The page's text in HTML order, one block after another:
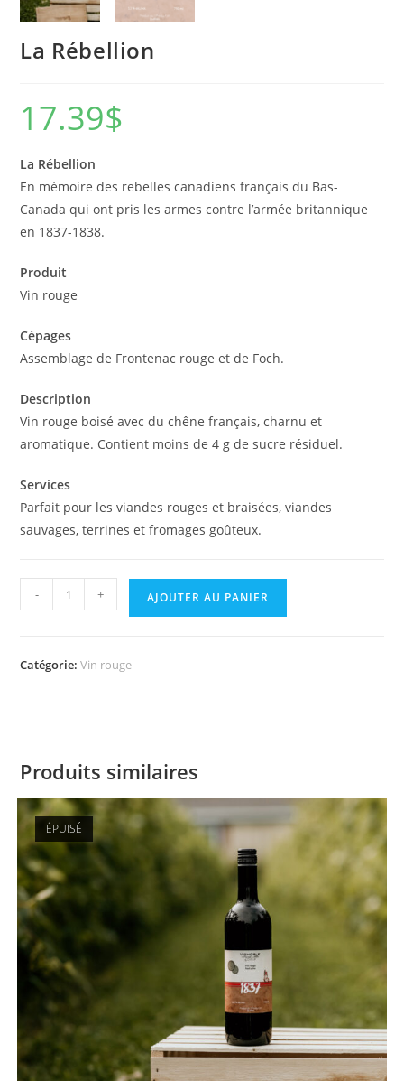
La Rébellion
17.39$
La Rébellion
En mémoire des rebelles canadiens français du Bas-
Canada qui ont pris les armes contre l’armée britannique
en 1837-1838.
Produit
Vin rouge
Cépages
Assemblage de Frontenac rouge et de Foch.
Description
Vin rouge boisé avec du chêne français, charnu et
aromatique. Contient moins de 4 g de sucre résiduel.
Services
Parfait pour les viandes rouges et braisées, viandes
sauvages, terrines et fromages goûteux.
- + AJOUTER AU PANIER
Catégorie:Vin rouge
Produits similaires
ÉPUISÉ